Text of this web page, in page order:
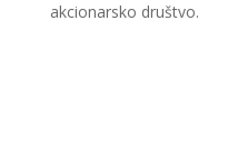
akcionarsko društvo.